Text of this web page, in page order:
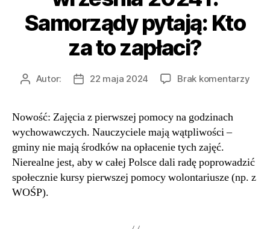
Samorządy pytają: Kto
za to zapłaci?
AutorAutor:
Data22 maja 2024 Brak komentarzydo
Nowość: Zajęcia z pierwszej pomocy na godzinach
wychowawczych. Nauczyciele mają wątpliwości –
gminy nie mają środków na opłacenie tych zajęć.
Nierealne jest, aby w całej Polsce dali radę poprowadzić
społecznie kursy pierwszej pomocy wolontariusze (np. z
WOŚP).